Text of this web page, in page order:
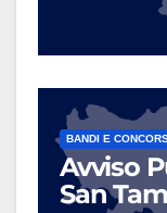
BANDI E
Avviso
San